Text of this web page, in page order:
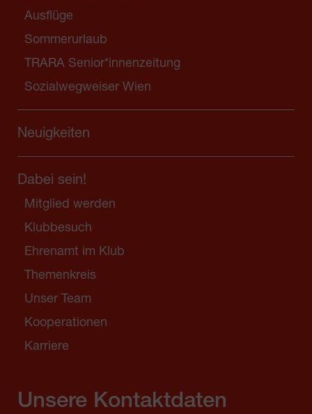
Ausflüge
Sommerurlaub
TRARA Senior*innenzeitung
Sozialwegweiser Wien
Neuigkeiten
Dabei sein!
Mitglied werden
Klubbesuch
Ehrenamt im Klub
Themenkreis
Unser Team
Kooperationen
Karriere
Unsere Kontaktdaten